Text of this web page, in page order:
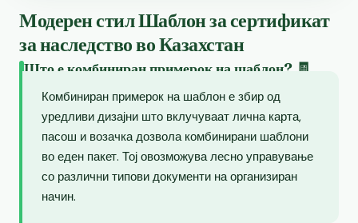
Модерен стил Шаблон за сертификат
за наследство во Казахстан
Што е комбиниран примерок на шаблон? 🧾
Комбиниран примерок на шаблон е збир од
уредливи дизајни што вклучуваат лична карта,
пасош и возачка дозвола комбинирани шаблони
во еден пакет. Тој овозможува лесно управување
со различни типови документи на организиран
начин.